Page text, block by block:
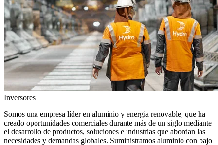
Inversores
Somos una empresa líder en aluminio y energía renovable, que ha
creado oportunidades comerciales durante más de un siglo mediante
el desarrollo de productos, soluciones e industrias que abordan las
necesidades y demandas globales. Suministramos aluminio con bajo